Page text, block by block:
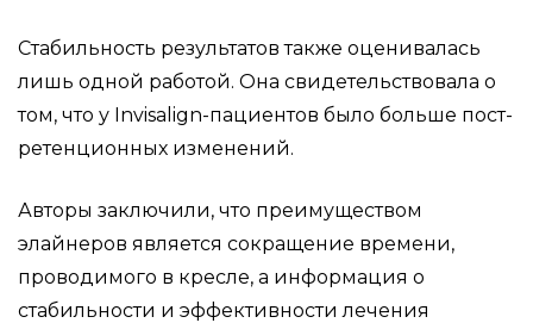
Стабильность результатов также оценивалась
лишь одной работой. Она свидетельствовала о
том, что у Invisalign-пациентов было больше пост-
ретенционных изменений.
Авторы заключили, что преимуществом
элайнеров является сокращение времени,
проводимого в кресле, а информация о
стабильности и эффективности лечения